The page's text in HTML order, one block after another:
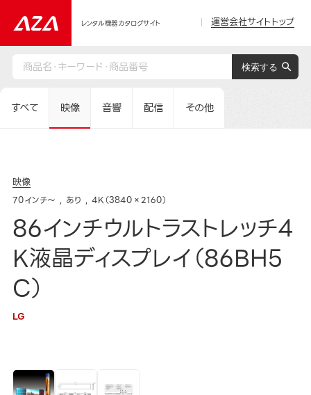
レンタル機器カタログサイト 運営会社サイトトップ
すべて 映像 音響 配信 その他
映像
70インチ～ あり 4K（3840×2160）
86インチウルトラストレッチ4
K液晶ディスプレイ（86BH5
C）
LG